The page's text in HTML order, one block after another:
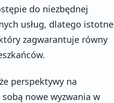
do niezbędnej
usług, dlatego istotne
zagwarantuje równy
perspektywy na
sobą nowe wyzwania w